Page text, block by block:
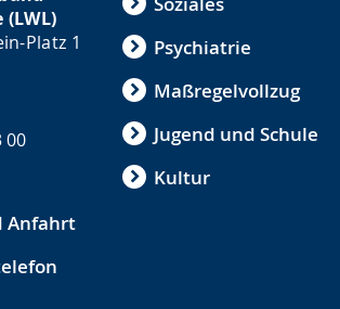
Platz 1
00
Anfahrt
Psychiatrie
Maßregelvollzug
Jugend und Schule
Kultur